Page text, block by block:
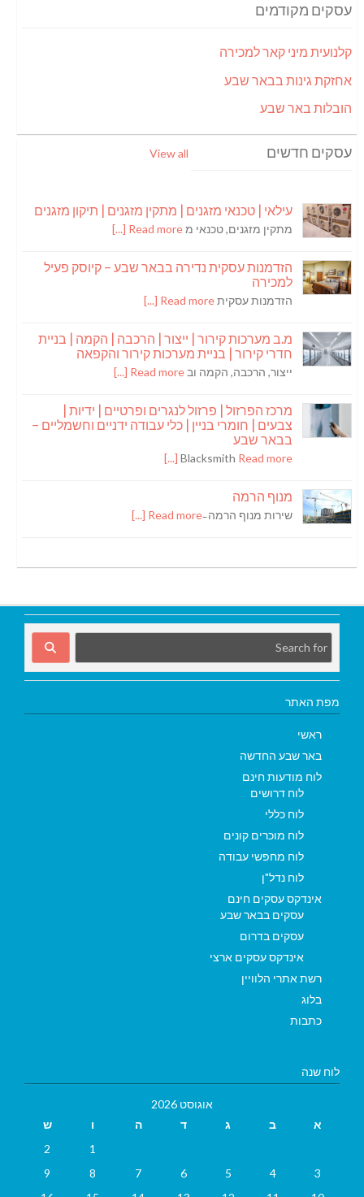
עסקים מקודמים
קלנועית מיני קאר למכירה
אחזקת גינות בבאר שבע
הובלות באר שבע
עסקים חדשים View all
עילאי | טכנאי מזגנים | מתקין מזגנים | תיקון מזגנים
מתקין מזגנים, טכנאי מRead more [...]
הזדמנות עסקית נדירה בבאר שבע – קיוסק פעיל
למכירה
הזדמנות עסקיתRead more [...]
מ.ב מערכות קירור | ייצור | הרכבה | הקמה | בניית
חדרי קירור | בניית מערכות קירור והקפאה
ייצור, הרכבה, הקמה וב Read more [...]
מרכז הפרזול | פרזול לנגרים ופרטיים | ידיות |
צבעים | חומרי בניין | כלי עבודה ידניים וחשמליים –
בבאר שבע
Blacksmith Read more [...]
מנוף הרמה
שירות מנוף הרמה ̵Read more [...]
מפת האתר
ראשי
באר שבע החדשה
לוח מודעות חינם
לוח דרושים
לוח כללי
לוח מוכרים קונים
לוח מחפשי עבודה
לוח נדל"ן
אינדקס עסקים חינם
עסקים בבאר שבע
עסקים בדרום
אינדקס עסקים ארצי
רשת אתרי הלוויין
בלוג
כתבות
לוח שנה
אוגוסט 2026
א
ב ג ד ה ו
ש
1
2
3
4
5
6
7
8
9